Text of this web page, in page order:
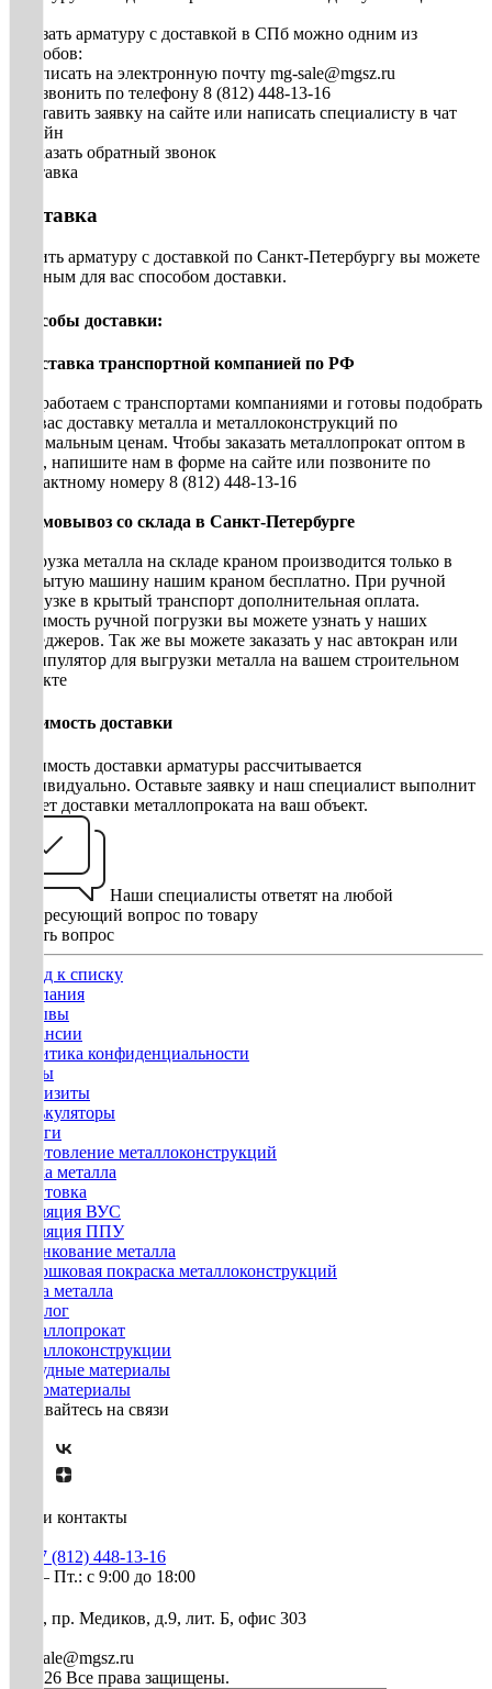
Заказать арматуру с доставкой в СПб можно одним из
способов:
• Написать на электронную почту mg-sale@mgsz.ru
• Позвонить по телефону 8 (812) 448-13-16
• Оставить заявку на сайте или написать специалисту в чат
онлайн
• Заказать обратный звонок
Доставка
Доставка
Купить арматуру с доставкой по Санкт-Петербургу вы можете
удобным для вас способом доставки.
Способы доставки:
• Доставка транспортной компанией по РФ
Мы работаем с транспортами компаниями и готовы подобрать
для вас доставку металла и металлоконструкций по
оптимальным ценам. Чтобы заказать металлопрокат оптом в
СПб, напишите нам в форме на сайте или позвоните по
контактному номеру 8 (812) 448-13-16
• Самовывоз со склада в Санкт-Петербурге
Погрузка металла на складе краном производится только в
открытую машину нашим краном бесплатно. При ручной
погрузке в крытый транспорт дополнительная оплата.
Стоимость ручной погрузки вы можете узнать у наших
менеджеров. Так же вы можете заказать у нас автокран или
манипулятор для выгрузки металла на вашем строительном
объекте
Стоимость доставки
Стоимость доставки арматуры рассчитывается
индивидуально. Оставьте заявку и наш специалист выполнит
расчет доставки металлопроката на ваш объект.
Наши специалисты ответят на любой
интересующий вопрос по товару
Задать вопрос
Назад к списку
Компания
Отзывы
Вакансии
Политика конфиденциальности
Госты
Реквизиты
Калькуляторы
Услуги
Изготовление металлоконструкций
Гибка металла
Грунтовка
Изоляция ВУС
Изоляция ППУ
Оцинкование металла
Порошковая покраска металлоконструкций
Резка металла
Каталог
Металлопрокат
Металлоконструкции
Нерудные материалы
Пиломатериалы
Оставайтесь на связи
Наши контакты
+7 (812) 448-13-16
Пн. – Пт.: с 9:00 до 18:00
СПб, пр. Медиков, д.9, лит. Б, офис 303
mg-sale@mgsz.ru
© 2026 Все права защищены.